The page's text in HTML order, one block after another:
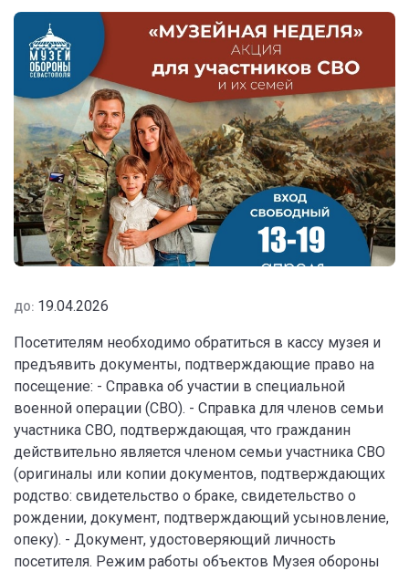
ДО: 19.04.2026
Посетителям необходимо обратиться в кассу музея и
предъявить документы, подтверждающие право на
посещение: - Справка об участии в специальной
военной операции (СВО). - Справка для членов семьи
участника СВО, подтверждающая, что гражданин
действительно является членом семьи участника СВО
(оригиналы или копии документов, подтверждающих
родство: свидетельство о браке, свидетельство о
рождении, документ, подтверждающий усыновление,
опеку). - Документ, удостоверяющий личность
посетителя. Режим работы объектов Музея обороны